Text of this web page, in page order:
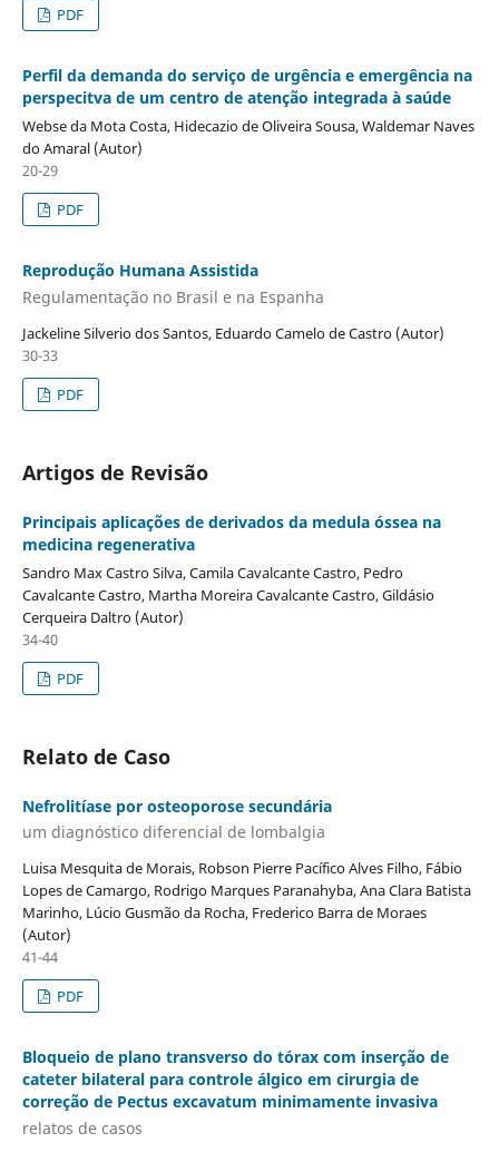
PDF
Perfil da demanda do serviço de urgência e emergência na
perspecitva de um centro de atenção integrada à saúde
Webse da Mota Costa, Hidecazio de Oliveira Sousa, Waldemar Naves
do Amaral (Autor)
20-29
PDF
Reprodução Humana Assistida
Regulamentação no Brasil e na Espanha
Jackeline Silverio dos Santos, Eduardo Camelo de Castro (Autor)
30-33
PDF
Artigos de Revisão
Principais aplicações de derivados da medula óssea na
medicina regenerativa
Sandro Max Castro Silva, Camila Cavalcante Castro, Pedro
Cavalcante Castro, Martha Moreira Cavalcante Castro, Gildásio
Cerqueira Daltro (Autor)
34-40
PDF
Relato de Caso
Nefrolitíase por osteoporose secundária
um diagnóstico diferencial de lombalgia
Luisa Mesquita de Morais, Robson Pierre Pacífico Alves Filho, Fábio
Lopes de Camargo, Rodrigo Marques Paranahyba, Ana Clara Batista
Marinho, Lúcio Gusmão da Rocha, Frederico Barra de Moraes
(Autor)
41-44
PDF
Bloqueio de plano transverso do tórax com inserção de
cateter bilateral para controle álgico em cirurgia de
correção de Pectus excavatum minimamente invasiva
relatos de casos